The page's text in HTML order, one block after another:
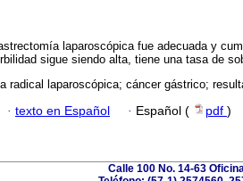
laparoscópica fue adecuada y
sigue siendo alta, tiene una tasa de
radical laparoscópica; cáncer gástrico;
· texto en Español · Español ( pdf )
Calle 100 No. 14-63